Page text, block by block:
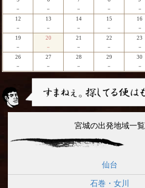
－
－
－
－
－
12
－
13
－
14
－
15
－
16
－
19
－
20
－
21
－
22
－
23
－
26
－
27
－
28
－
29
－
30
－
宮城の出発地域一覧
仙台
石巻・女川